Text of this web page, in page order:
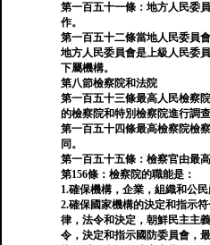
第一百五十一條：地方人民委
作。
第一百五十二條當地人民委員
地方人民委員會是上級人民委
下屬機構。
第八節檢察院和法院
第一百五十三條最高人民檢察
的檢察院和特別檢察院進行調查
第一百五十四條最高檢察院檢
同。
第一百五十五條：檢察官由最
第156條：檢察院的職能是：
1.確保機構，企業，組織和公
2.確保國家機構的決定和指示
律，法令和決定，朝鮮民主主
令，決定和指示國防委員會，